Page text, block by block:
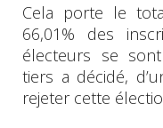
Cela porte le
66,01% des
électeurs se
tiers a décidé,
rejeter cette